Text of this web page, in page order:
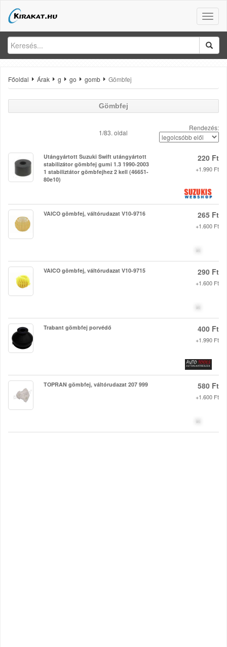
Toggle
Főoldal Árak g go gomb Gömbfej
Gömbfej
1/83. oldal
Rendezés:
Utángyártott Suzuki Swift utángyártott
stabilizátor gömbfej gumi 1.3 1990-2003
1 stabiliztátor gömbfejhez 2 kell (46651-
80e10)
220 Ft
+1.990 Ft
VAICO gömbfej, váltórudazat V10-9716 265 Ft
+1.600 Ft
VAICO gömbfej, váltórudazat V10-9715 290 Ft
+1.600 Ft
Trabant gömbfej porvédő 400 Ft
+1.990 Ft
TOPRAN gömbfej, váltórudazat 207 999 580 Ft
+1.600 Ft